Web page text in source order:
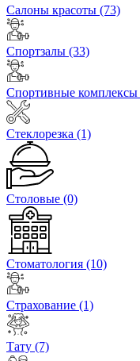
Салоны красоты (73)
Спортзалы (33)
Спортивные комплексы
Стеклорезка (1)
Столовые (0)
Стоматология (10)
Страхование (1)
Тату (7)